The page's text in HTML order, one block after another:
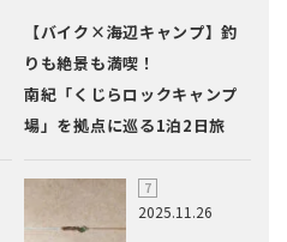
【バイク×海辺キャンプ】釣
りも絶景も満喫！
南紀「くじらロックキャンプ
場」を拠点に巡る1泊2日旅
2025.11.26